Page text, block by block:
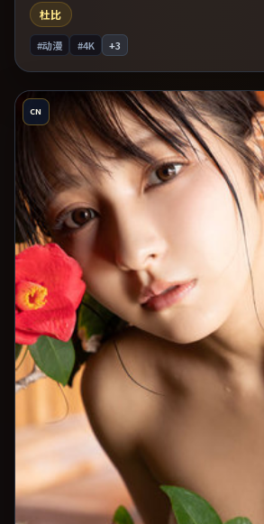
杜比
#动漫 #4K +3
CN